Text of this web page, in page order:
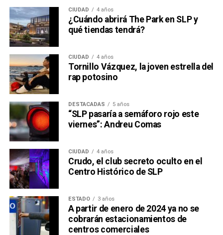
CIUDAD 4 años
¿Cuándo abrirá The Park en SLP y
qué tiendas tendrá?
CIUDAD 4 años
Tornillo Vázquez, la joven estrella del
rap potosino
DESTACADAS 5 años
“SLP pasaría a semáforo rojo este
viernes”: Andreu Comas
CIUDAD 4 años
Crudo, el club secreto oculto en el
Centro Histórico de SLP
ESTADO 3 años
A partir de enero de 2024 ya no se
cobrarán estacionamientos de
centros comerciales